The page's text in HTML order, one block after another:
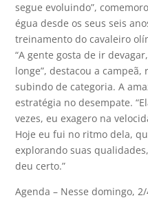
segue evoluindo”,
égua desde os seus seis
treinamento do cavaleiro
“A gente gosta de ir
longe”, destacou a
subindo de categoria. A
estratégia no desempate.
vezes, eu exagero na
Hoje eu fui no ritmo dela,
explorando suas
deu certo.”
Agenda – Nesse domingo,